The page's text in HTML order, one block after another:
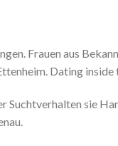
Frauen aus
Dating
Suchtverhalten sie